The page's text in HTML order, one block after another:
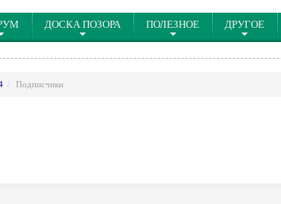
ДОСКА ПОЗОРА ПОЛЕЗНОЕ ДРУГОЕ
Подписчики